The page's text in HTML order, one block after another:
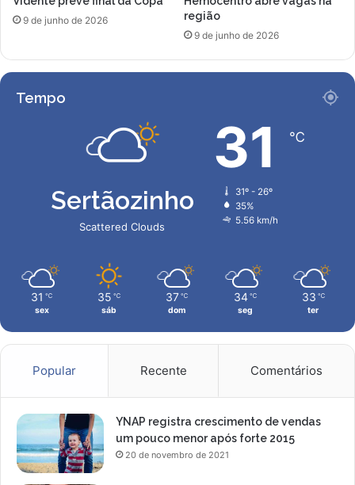
9 de junho de 2026
região
9 de junho de 2026
Tempo
Sertãozinho
Scattered Clouds
31 ℃
31º - 26º
35%
5.56 km/h
31 ℃
sex
35 ℃
sáb
37 ℃
dom
34 ℃
seg
33 ℃
ter
Popular Recente Comentários
YNAP registra crescimento de vendas
um pouco menor após forte 2015
20 de novembro de 2021